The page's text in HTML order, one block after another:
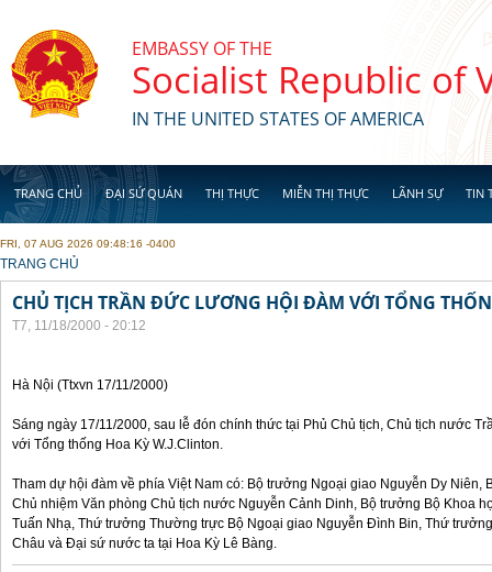
EMBASSY OF THE
Socialist Republic of
IN THE UNITED STATES OF AMERICA
TRANG CHỦ ĐẠI SỨ QUÁN THỊ THỰC MIỄN THỊ THỰC LÃNH SỰ TIN
FRI, 07 AUG 2026 09:48:16 -0400
YOU ARE HERE
TRANG CHỦ
CHỦ TỊCH TRẦN ĐỨC LƯƠNG HỘI ĐÀM VỚI TỔNG
T7, 11/18/2000 - 20:12
Hà Nội (Ttxvn 17/11/2000)
Sáng ngày 17/11/2000, sau lễ đón chính thức tại Phủ Chủ tịch, Chủ tịch nước
với Tổng thống Hoa Kỳ W.J.Clinton.
Tham dự hội đàm về phía Việt Nam có: Bộ trưởng Ngoại giao Nguyễn Dy Niên,
Chủ nhiệm Văn phòng Chủ tịch nước Nguyễn Cảnh Dinh, Bộ trưởng Bộ Khoa
Tuấn Nhạ, Thứ trưởng Thường trực Bộ Ngoại giao Nguyễn Đình Bin, Thứ
Châu và Đại sứ nước ta tại Hoa Kỳ Lê Bàng.